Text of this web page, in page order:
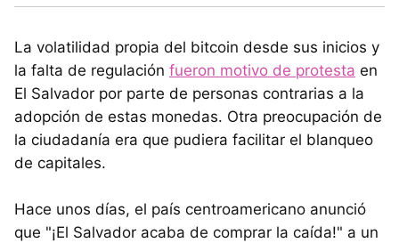
La volatilidad propia del bitcoin desde sus inicios y
la falta de regulación fueron motivo de protesta en
El Salvador por parte de personas contrarias a la
adopción de estas monedas. Otra preocupación de
la ciudadanía era que pudiera facilitar el blanqueo
de capitales.
Hace unos días, el país centroamericano anunció
que "¡El Salvador acaba de comprar la caída!" a un